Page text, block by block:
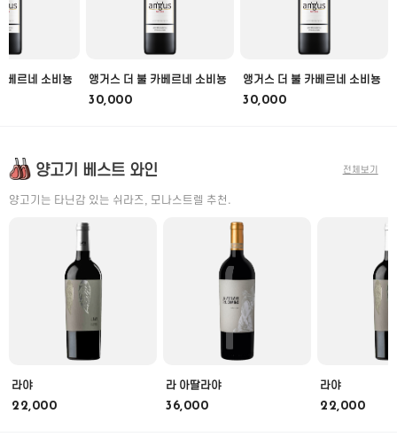
베르네 소비뇽 앵거스 더 불 카베르네 소비뇽
30,000
앵거스 더 불 카베르네 소비뇽
30,000
전체보기
양고기 베스트 와인
양고기는 타닌감 있는 쉬라즈, 모나스트렐 추천.
라야
22,000
라 아딸라야
36,000
라야
22,000